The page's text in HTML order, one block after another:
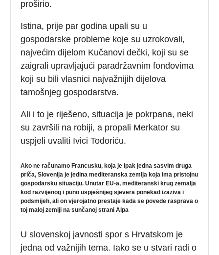
proširio.
Istina, prije par godina upali su u
gospodarske probleme koje su uzrokovali,
najvećim dijelom Kučanovi dečki, koji su se
zaigrali upravljajući paradržavnim fondovima
koji su bili vlasnici najvažnijih dijelova
tamošnjeg gospodarstva.
Ali i to je riješeno, situacija je pokrpana, neki
su završili na robiji, a propali Merkator su
uspjeli uvaliti Ivici Todoriću.
Ako ne računamo Francusku, koja je ipak jedna sasvim druga
priča, Slovenija je jedina mediteranska zemlja koja ima pristojnu
gospodarsku situaciju. Unutar EU-a, mediteranski krug zemalja
kod razvijenog i puno uspješnijeg sjevera ponekad izaziva i
podsmijeh, ali on vjerojatno prestaje kada se povede rasprava o
toj maloj zemlji na sunčanoj strani Alpa
U slovenskoj javnosti spor s Hrvatskom je
jedna od važnijih tema. Iako se u stvari radi o